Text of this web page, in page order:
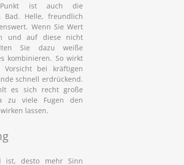
ist auch die
Bad. Helle, freundlich
Wenn Sie Wert
und auf diese nicht
Sie dazu weiße
kombinieren. So wirkt
bei kräftigen
schnell erdrückend.
es sich recht große
zu viele Fugen den
lassen.
ist, desto mehr Sinn